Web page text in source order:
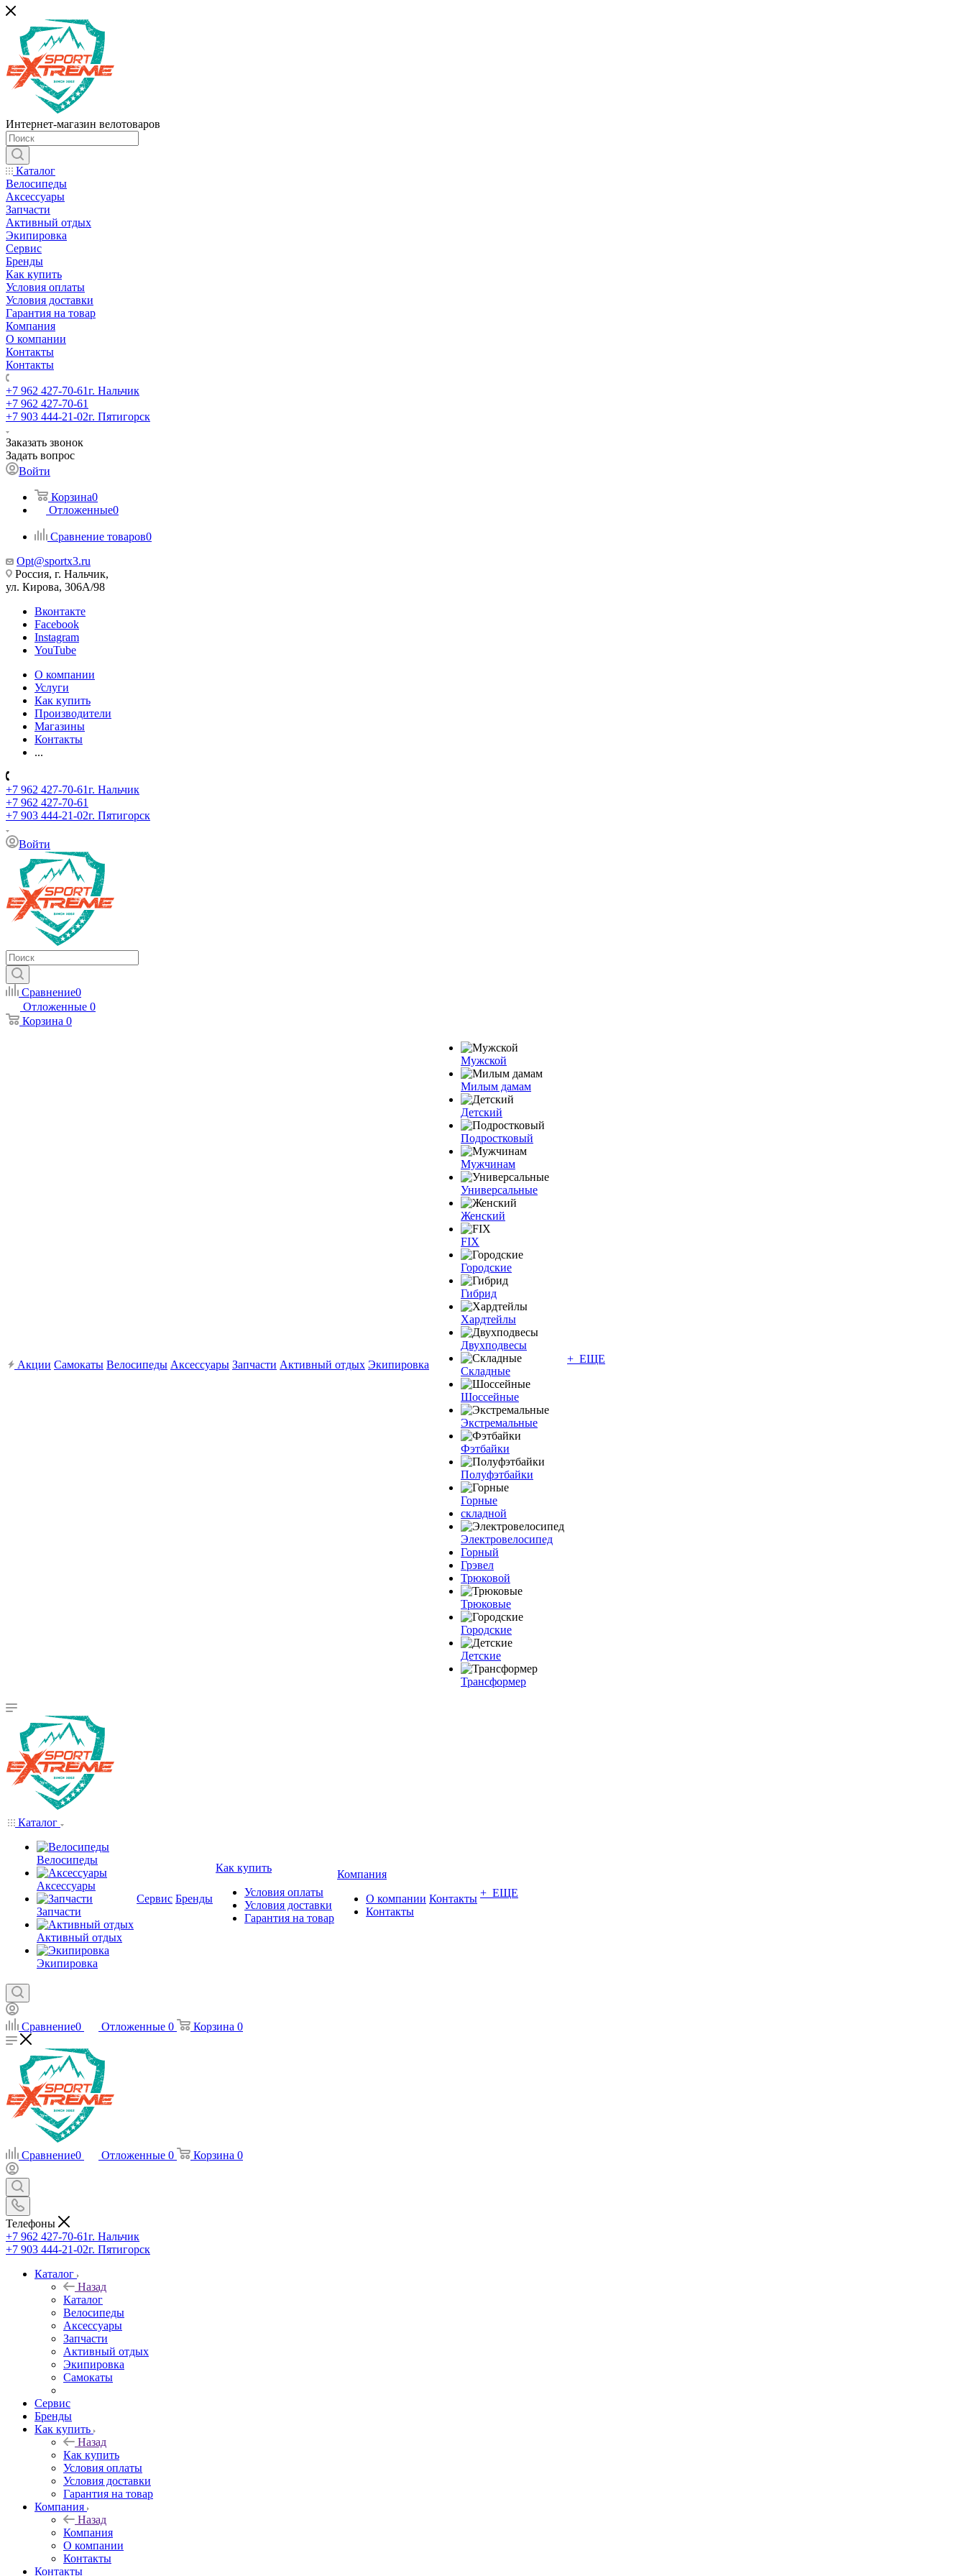
Интернет-магазин велотоваров
Каталог
Велосипеды
Аксессуары
Запчасти
Активный отдых
Экипировка
Сервис
Бренды
Как купить
Условия оплаты
Условия доставки
Гарантия на товар
Компания
О компании
Контакты
Контакты
+7 962 427-70-61г. Нальчик
+7 962 427-70-61
+7 903 444-21-02г. Пятигорск
Заказать звонок
Задать вопрос
Войти
Корзина0
Отложенные0
Сравнение товаров0
Opt@sportx3.ru
Россия, г. Нальчик,
ул. Кирова, 306А/98
Вконтакте
Facebook
Instagram
YouTube
О компании
Услуги
Как купить
Производители
Магазины
Контакты
...
+7 962 427-70-61г. Нальчик
+7 962 427-70-61
+7 903 444-21-02г. Пятигорск
Войти
Сравнение0
Отложенные 0
Корзина 0
Акции Самокаты Велосипеды Аксессуары Запчасти Активный отдых Экипировка
Мужской
Милым дамам
Детский
Подростковый
Мужчинам
Универсальные
Женский
FIX
Городские
Гибрид
Хардтейлы
Двухподвесы
Складные
Шоссейные
Экстремальные
Фэтбайки
Полуфэтбайки
Горные
складной
Электровелосипед
Горный
Грэвел
Трюковой
Трюковые
Городские
Детские
Трансформер
+ ЕЩЕ
Каталог
Велосипеды
Аксессуары
Запчасти
Активный отдых
Экипировка
Сервис Бренды
Как купить
Условия оплаты
Условия доставки
Гарантия на товар
Компания
О компании
Контакты
Контакты + ЕЩЕ
Сравнение0 Отложенные 0 Корзина 0
Сравнение0 Отложенные 0 Корзина 0
Телефоны
+7 962 427-70-61г. Нальчик
+7 903 444-21-02г. Пятигорск
Каталог
Назад
Каталог
Велосипеды
Аксессуары
Запчасти
Активный отдых
Экипировка
Самокаты
Сервис
Бренды
Как купить
Назад
Как купить
Условия оплаты
Условия доставки
Гарантия на товар
Компания
Назад
Компания
О компании
Контакты
Контакты